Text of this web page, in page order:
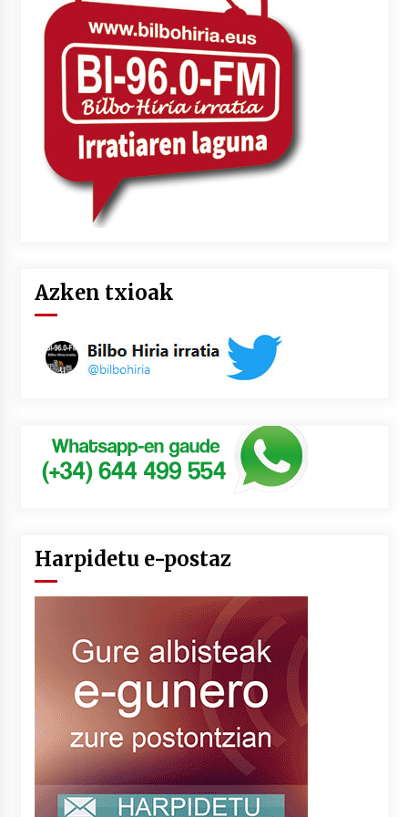
2026/07/03
MUSIBLA #297: Bide, Boards Of Canada, Somak,
Tiga, Twisted Teens, Underscores, Habia
2026/07/02
Azken txioak
Harpidetu e-postaz